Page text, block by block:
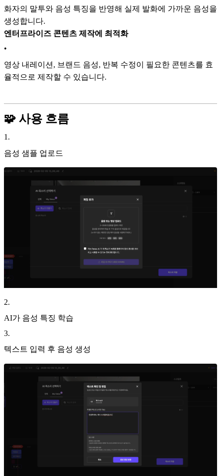
화자의 말투와 음성 특징을 반영해 실제 발화에 가까운 음성을
생성합니다.
엔터프라이즈 콘텐츠 제작에 최적화
•
영상 내레이션, 브랜드 음성, 반복 수정이 필요한 콘텐츠를 효
율적으로 제작할 수 있습니다.
🧩 사용 흐름
1 .
음성 샘플 업로드
2.
AI가 음성 특징 학습
3.
텍스트 입력 후 음성 생성